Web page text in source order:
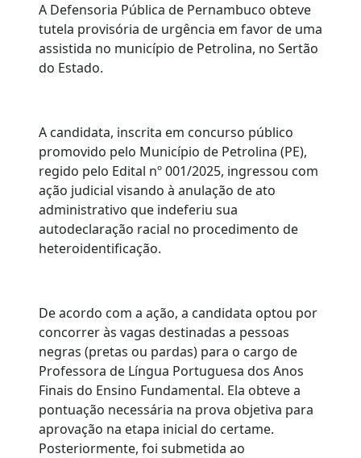
A Defensoria Pública de Pernambuco obteve
tutela provisória de urgência em favor de uma
assistida no município de Petrolina, no Sertão
do Estado.
A candidata, inscrita em concurso público
promovido pelo Município de Petrolina (PE),
regido pelo Edital nº 001/2025, ingressou com
ação judicial visando à anulação de ato
administrativo que indeferiu sua
autodeclaração racial no procedimento de
heteroidentificação.
De acordo com a ação, a candidata optou por
concorrer às vagas destinadas a pessoas
negras (pretas ou pardas) para o cargo de
Professora de Língua Portuguesa dos Anos
Finais do Ensino Fundamental. Ela obteve a
pontuação necessária na prova objetiva para
aprovação na etapa inicial do certame.
Posteriormente, foi submetida ao